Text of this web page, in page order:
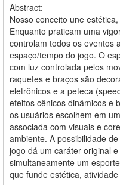
Abstract:
Nosso conceito une
Enquanto praticam uma
controlam todos os eventos
espaço/tempo do jogo. O
com luz controlada pelos
raquetes e braços são
eletrônicos e a peteca
efeitos cênicos dinâmicos e
os usuários escolhem em
associada com visuais e
ambiente. A possibilidade
jogo dá um caráter original
simultaneamente um
que funde estética,